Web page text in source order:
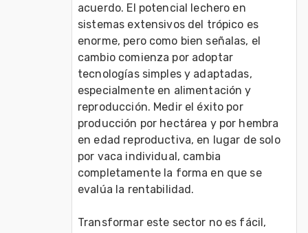
acuerdo. El potencial lechero en
sistemas extensivos del trópico es
enorme, pero como bien señalas, el
cambio comienza por adoptar
tecnologías simples y adaptadas,
especialmente en alimentación y
reproducción. Medir el éxito por
producción por hectárea y por hembra
en edad reproductiva, en lugar de solo
por vaca individual, cambia
completamente la forma en que se
evalúa la rentabilidad.
Transformar este sector no es fácil,